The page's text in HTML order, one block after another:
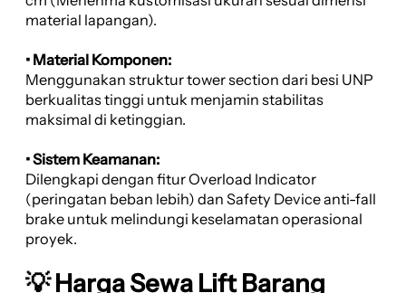
material lapangan).
• Material Komponen:
Menggunakan struktur tower section dari besi UNP
berkualitas tinggi untuk menjamin stabilitas
maksimal di ketinggian.
• Sistem Keamanan:
Dilengkapi dengan fitur Overload Indicator
(peringatan beban lebih) dan Safety Device anti-fall
brake untuk melindungi keselamatan operasional
proyek.
💡 Harga Sewa Lift Barang